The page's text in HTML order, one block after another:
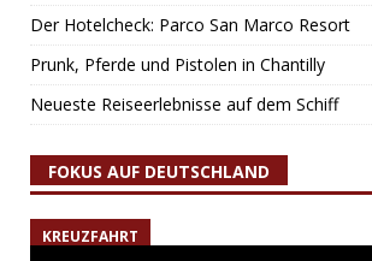
Der Hotelcheck: Parco San Marco Resort
Prunk, Pferde und Pistolen in Chantilly
Neueste Reiseerlebnisse auf dem Schiff
FOKUS AUF DEUTSCHLAND
KREUZFAHRT